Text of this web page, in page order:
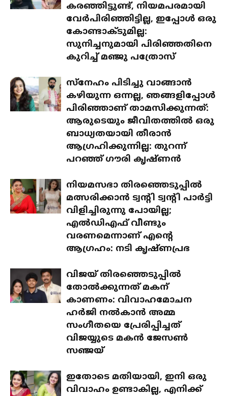
കരഞ്ഞിട്ടുണ്ട്, നിയമപരമായി
വേർപിരിഞ്ഞിട്ടില്ല, ഇപ്പോൾ ഒരു
കോണ്ടാക്ടുമില്ല:
സുനിച്ചനുമായി പിരിഞ്ഞതിനെ
കുറിച്ച് മഞ്ജു പത്രോസ്
സ്‌നേഹം പിടിച്ചു വാങ്ങാൻ
കഴിയുന്ന ഒന്നല്ല, ഞങ്ങളിപ്പോൾ
പിരിഞ്ഞാണ് താമസിക്കുന്നത്:
ആരുടെയും ജീവിതത്തിൽ ഒരു
ബാധ്യതയായി തീരാൻ
ആഗ്രഹിക്കുന്നില്ല: തുറന്ന്
പറഞ്ഞ് ഗൗരി കൃഷ്ണൻ
നിയമസഭാ തിരഞ്ഞെടുപ്പിൽ
മത്സരിക്കാൻ ട്വന്റി ട്വന്റി പാർട്ടി
വിളിച്ചിരുന്നു പോയില്ല;
എൽഡിഎഫ് വീണ്ടും
വരണമെന്നാണ് എന്റെ
ആഗ്രഹം: നടി കൃഷ്ണപ്രഭ
വിജയ് തിരഞ്ഞെടുപ്പിൽ
തോൽക്കുന്നത് മകന്
കാണണം: വിവാഹമോചന
ഹർജി നൽകാൻ അമ്മ
സംഗീതയെ പ്രേരിപ്പിച്ചത്
വിജയ്യുടെ മകൻ ജേസൺ
സഞ്ജയ്
ഇതോടെ മതിയായി, ഇനി ഒരു
വിവാഹം ഉണ്ടാകില്ല, എനിക്ക്